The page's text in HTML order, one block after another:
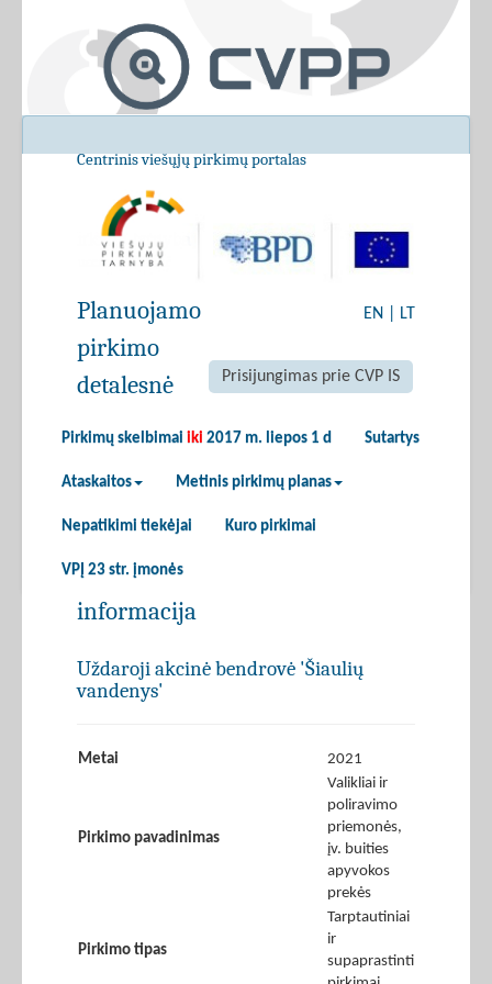
Centrinis viešųjų pirkimų portalas
EN LT
Prisijungimas prie CVP IS
Pirkimų skelbimai iki 2017 m. liepos 1 d Sutartys
Ataskaitos Metinis pirkimų planas
Nepatikimi tiekėjai Kuro pirkimai
VPĮ 23 str. įmonės
Planuojamo
pirkimo
detalesnė
informacija
Uždaroji akcinė bendrovė 'Šiaulių
vandenys'
Metai 2021
Pirkimo pavadinimas
Valikliai ir
poliravimo
priemonės,
įv. buities
apyvokos
prekės
Pirkimo tipas
Tarptautiniai
ir
supaprastinti